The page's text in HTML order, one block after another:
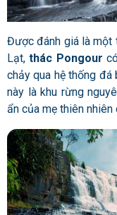
Được đánh giá là một
Lạt,thác Pongour
chảy qua hệ thống đá
này là khu rừng
ẩn của mẹ thiên